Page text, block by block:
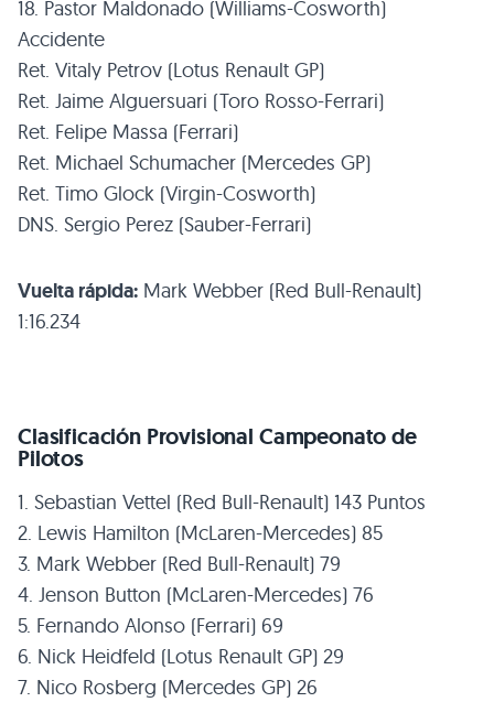
18. Pastor Maldonado (Williams-Cosworth)
Accidente
Ret. Vitaly Petrov (Lotus Renault GP)
Ret. Jaime Alguersuari (Toro Rosso-Ferrari)
Ret. Felipe Massa (Ferrari)
Ret. Michael Schumacher (Mercedes GP)
Ret. Timo Glock (Virgin-Cosworth)
DNS. Sergio Perez (Sauber-Ferrari)
Vuelta rápida: Mark Webber (Red Bull-Renault)
1:16.234
Clasificación Provisional Campeonato de
Pilotos
1. Sebastian Vettel (Red Bull-Renault) 143 Puntos
2. Lewis Hamilton (McLaren-Mercedes) 85
3. Mark Webber (Red Bull-Renault) 79
4. Jenson Button (McLaren-Mercedes) 76
5. Fernando Alonso (Ferrari) 69
6. Nick Heidfeld (Lotus Renault GP) 29
7. Nico Rosberg (Mercedes GP) 26